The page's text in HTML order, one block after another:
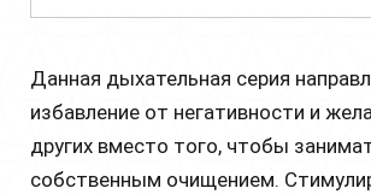
Данная дыхательная серия
избавление от негативности и
других вместо того, чтобы
собственным очищением.